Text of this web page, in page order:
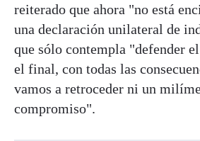
reiterado que ahora "no está
una declaración unilateral de
que sólo contempla "defender
el final, con todas las
vamos a retroceder ni un
compromiso".